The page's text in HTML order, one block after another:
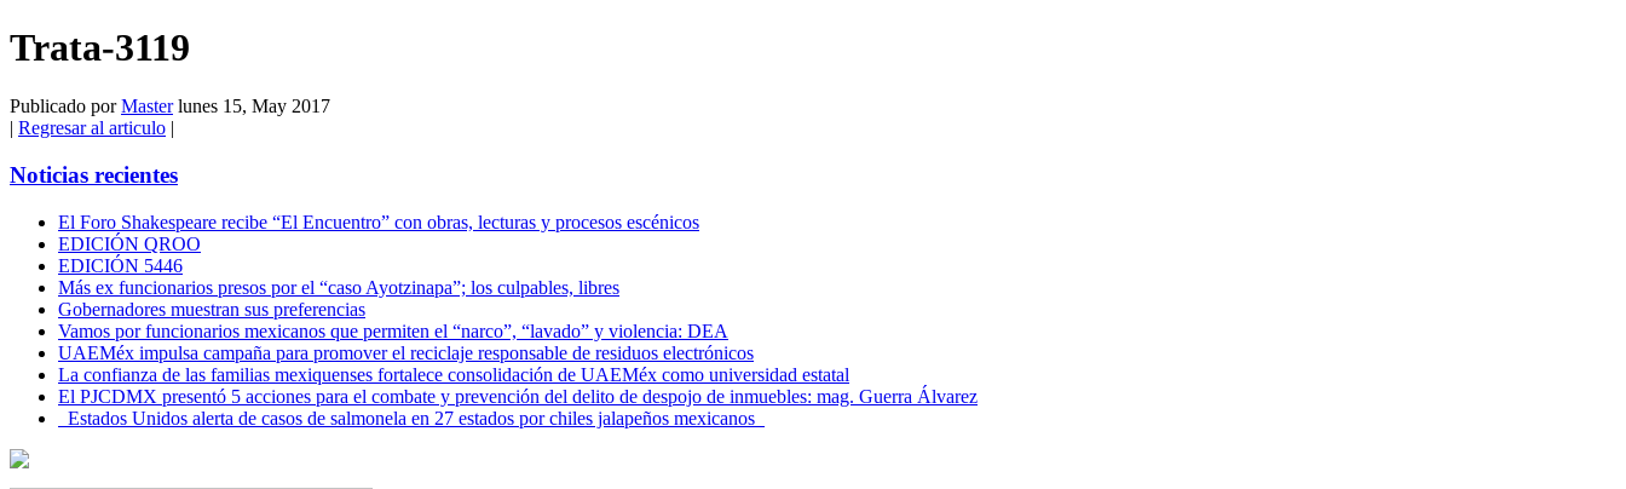
Trata-3119
Publicado porMaster lunes 15, May 2017
Regresar al articulo
Noticias recientes
El Foro Shakespeare recibe “El Encuentro” con obras, lecturas y procesos escénicos
EDICIÓN QROO
EDICIÓN 5446
Más ex funcionarios presos por el “caso Ayotzinapa”; los culpables, libres
Gobernadores muestran sus preferencias
Vamos por funcionarios mexicanos que permiten el “narco”, “lavado” y violencia: DEA
UAEMéx impulsa campaña para promover el reciclaje responsable de residuos electrónicos
La confianza de las familias mexiquenses fortalece consolidación de UAEMéx como universidad estatal
El PJCDMX presentó 5 acciones para el combate y prevención del delito de despojo de inmuebles: mag. Guerra Álvarez
Estados Unidos alerta de casos de salmonela en 27 estados por chiles jalapeños mexicanos